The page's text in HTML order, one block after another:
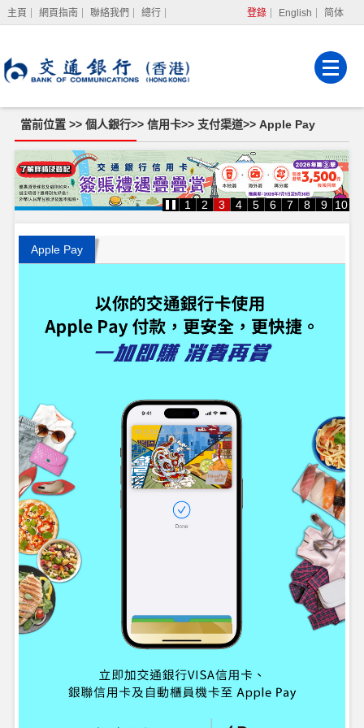
主頁 網頁指南 聯絡我們 總行 登錄 English 简体
強積金服務
當前位置 >> 個人銀行>> 信用卡>> 支付渠道>> Apple Pay
Pay
1 2 3 4 5 6 7 8 9 10
Apple Pay